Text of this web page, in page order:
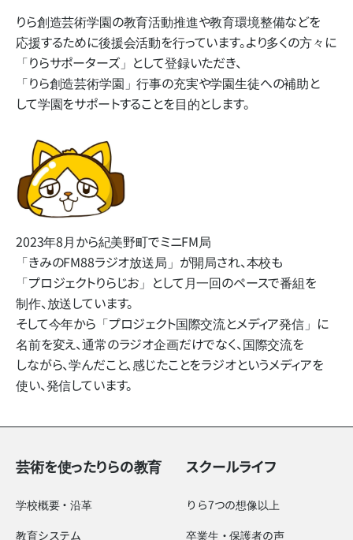
りら創造芸術学園の​教育活動推進や​教育環境整備などを​
応援する​ために​後援会活動を​行っています。​より​多くの​方​々に​
「りらサポーターズ」と​して​登録いただき、​
「りら創造芸術学園」​行事の​充実や​学園生徒への​補助と​
して​学園を​サポートする​ことを​目的とします。
2023年8月から​紀美野町で​ミニFM局​
「きみのFM88ラジオ放送局」 が​開局され、​本校も​
「プロジェクトりらじお」と​して​月一回の​ペースで​番組を​
制作、​放送しています。
そして​今年から​「プロジェクト国際交流と​メディア発信」に​
名前を​変え、​通常の​ラジオ企画だけでなく、​国際交流を​
しながら、​学んだ​こと、​感じた​ことを​ラジオと​いう​メディアを​
使い、​発信しています。
芸術を使ったりらの教育
学校概要・沿革
教育システム
スクールライフ
りら7つの想像以上
卒業生・保護者の声